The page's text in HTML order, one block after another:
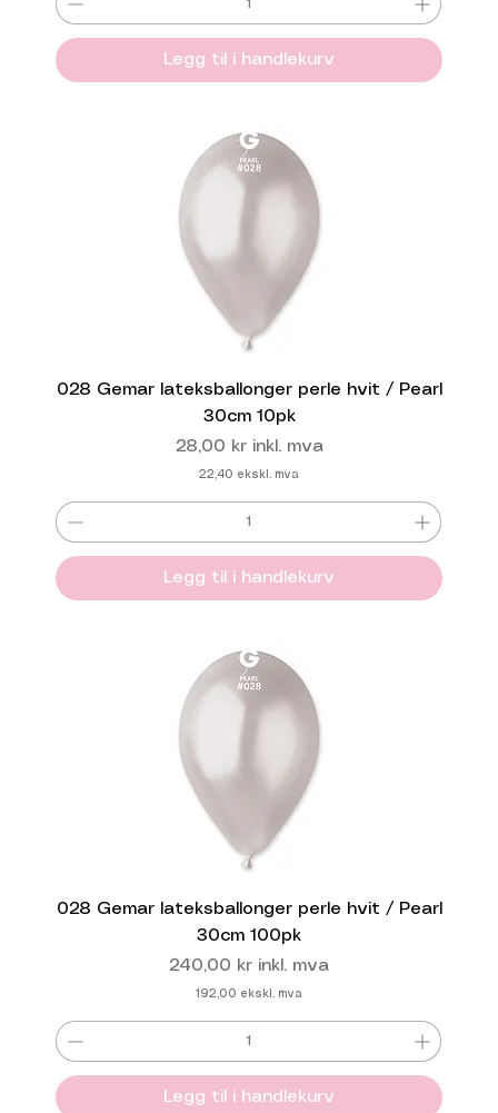
Legg til i handlekurv
028 Gemar lateksballonger perle hvit / Pearl
30cm 10pk
Pris
28,00 kr inkl. mva
22,40 ekskl. mva
Legg til i handlekurv
028 Gemar lateksballonger perle hvit / Pearl
30cm 100pk
Pris
240,00 kr inkl. mva
192,00 ekskl. mva
Legg til i handlekurv